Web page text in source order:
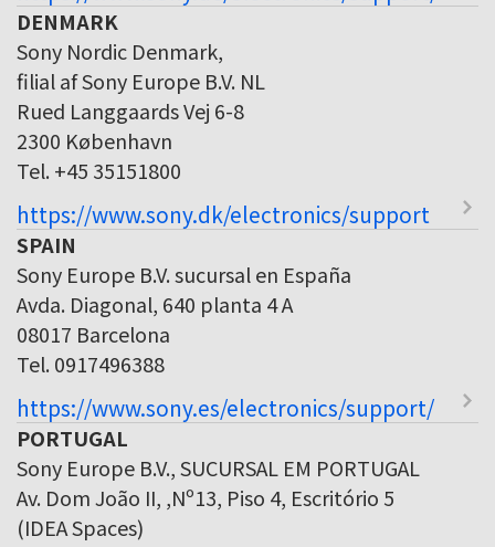
DENMARK
Sony Nordic Denmark,
filial af Sony Europe B.V. NL
Rued Langgaards Vej 6-8
2300 København
Tel. +45 35151800
https://www.sony.dk/electronics/support
SPAIN
Sony Europe B.V. sucursal en España
Avda. Diagonal, 640 planta 4 A
08017 Barcelona
Tel. 0917496388
https://www.sony.es/electronics/support/
PORTUGAL
Sony Europe B.V., SUCURSAL EM PORTUGAL
Av. Dom João II, ,Nº13, Piso 4, Escritório 5
(IDEA Spaces)